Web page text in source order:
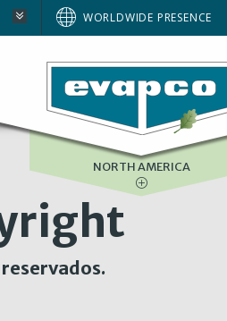
WORLDWIDE PRESENCE
BRAZIL
EUROPE
SOUTH AFRICA
NORTH AMERICA